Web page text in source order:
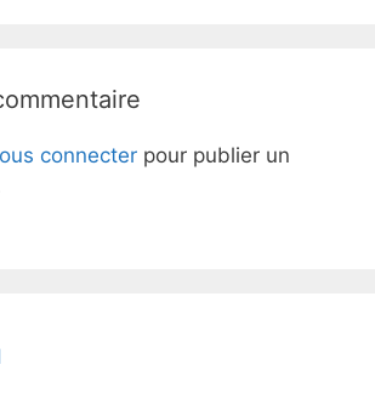
connecter pour publier un